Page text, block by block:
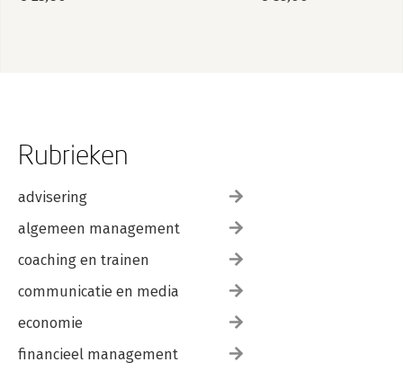
Rubrieken
advisering
algemeen management
coaching en trainen
communicatie en media
economie
financieel management